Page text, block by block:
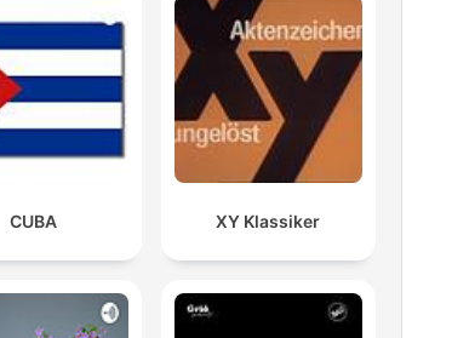
CUBA XY Klassiker